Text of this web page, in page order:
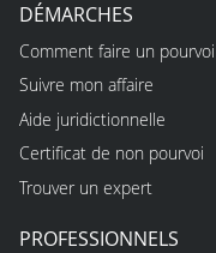
DÉMARCHES
Comment faire un pourvoi
Suivre mon affaire
Aide juridictionnelle
Certificat de non pourvoi
Trouver un expert
PROFESSIONNELS